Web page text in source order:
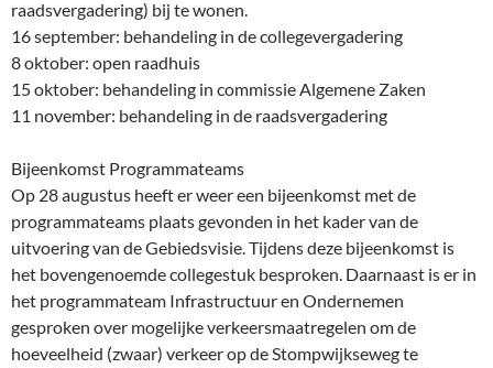
raadsvergadering) bij te wonen.
16 september: behandeling in de collegevergadering
8 oktober: open raadhuis
15 oktober: behandeling in commissie Algemene Zaken
11 november: behandeling in de raadsvergadering
Bijeenkomst Programmateams
Op 28 augustus heeft er weer een bijeenkomst met de
programmateams plaats gevonden in het kader van de
uitvoering van de Gebiedsvisie. Tijdens deze bijeenkomst is
het bovengenoemde collegestuk besproken. Daarnaast is er in
het programmateam Infrastructuur en Ondernemen
gesproken over mogelijke verkeersmaatregelen om de
hoeveelheid (zwaar) verkeer op de Stompwijkseweg te